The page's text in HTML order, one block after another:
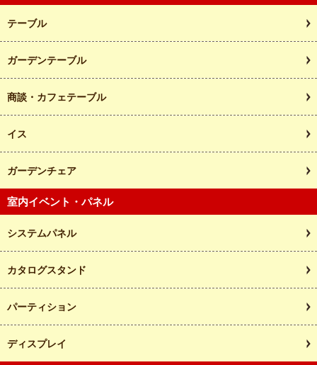
テーブル
ガーデンテーブル
商談・カフェテーブル
イス
ガーデンチェア
室内イベント・パネル
システムパネル
カタログスタンド
パーティション
ディスプレイ